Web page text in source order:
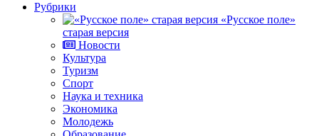
Рубрики
«Русское поле»
старая версия
Новости
Культура
Туризм
Спорт
Наука и техника
Экономика
Молодежь